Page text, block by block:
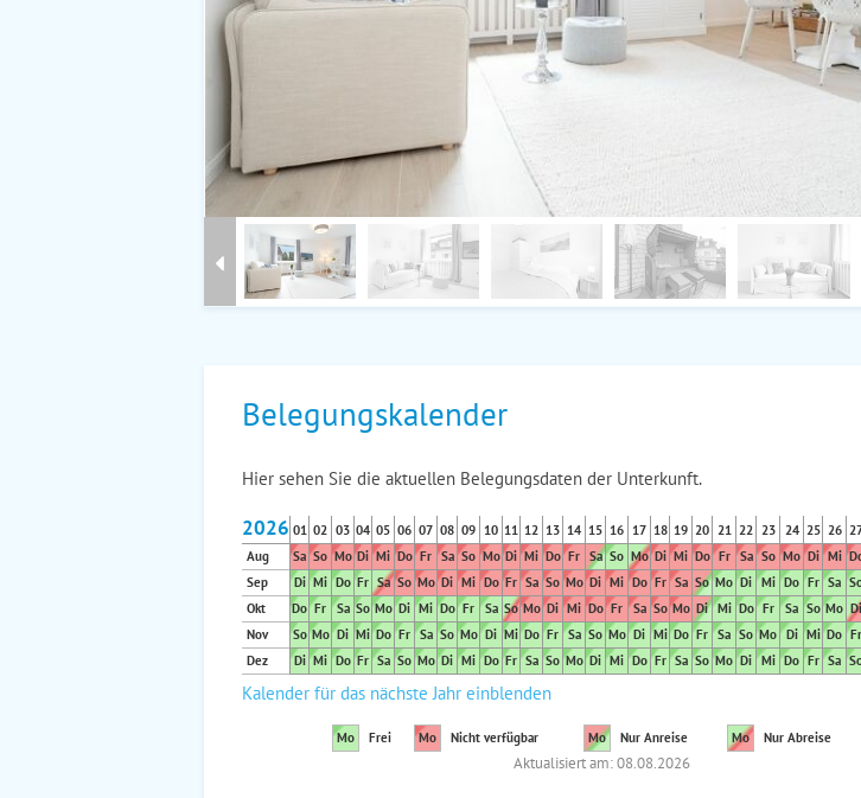
Belegungskalender
Hier sehen Sie die aktuellen Belegungsdaten der Unterkunft.
2026 01 02 03 04 05 06 07 08 09 10 11 12 13 14 15 16 17 18 19 20 21 22 23 24 25 26
Aug
Sa So Mo Di Mi Do Fr Sa So Mo Di Mi Do Fr Sa So Mo Di Mi Do Fr Sa So Mo Di Mi
Sep
Di Mi Do Fr Sa So Mo Di Mi Do Fr Sa So Mo Di Mi Do Fr Sa So Mo Di Mi Do Fr Sa
Okt
Do Fr Sa So Mo Di Mi Do Fr Sa So Mo Di Mi Do Fr Sa So Mo Di Mi Do Fr Sa So Mo Di
Nov
So Mo Di Mi Do Fr Sa So Mo Di Mi Do Fr Sa So Mo Di Mi Do Fr Sa So Mo Di Mi Do Fr
Dez
Di Mi Do Fr Sa So Mo Di Mi Do Fr Sa So Mo Di Mi Do Fr Sa So Mo Di Mi Do Fr Sa
Kalender für das nächste Jahr einblenden
Mo Frei Mo Nicht verfügbar Mo Nur Anreise Mo Nur Abreise
Aktualisiert am: 08.08.2026